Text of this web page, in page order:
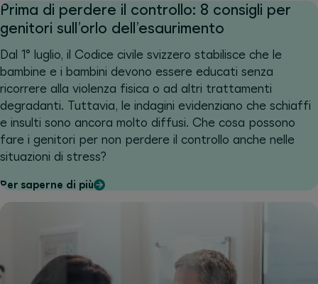
Prima di perdere il controllo: 8 consigli per
genitori sull’orlo dell’esaurimento
Dal 1° luglio, il Codice civile svizzero stabilisce che le
bambine e i bambini devono essere educati senza
ricorrere alla violenza fisica o ad altri trattamenti
degradanti. Tuttavia, le indagini evidenziano che schiaffi
e insulti sono ancora molto diffusi. Che cosa possono
fare i genitori per non perdere il controllo anche nelle
situazioni di stress?
Per saperne di più